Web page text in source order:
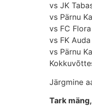
vs JK
vs Pärnu
vs FC Flora
vs FK
vs Pärnu
Järgmine
Tark